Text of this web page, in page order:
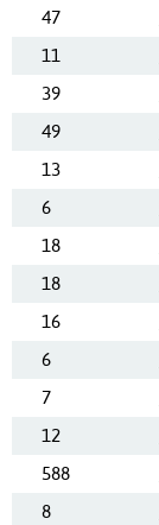
47
11
39
49
13
6
18
18
16
6
7
12
588
8